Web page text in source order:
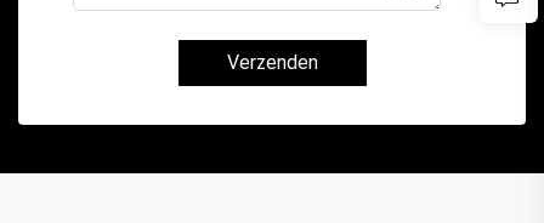
Verzenden